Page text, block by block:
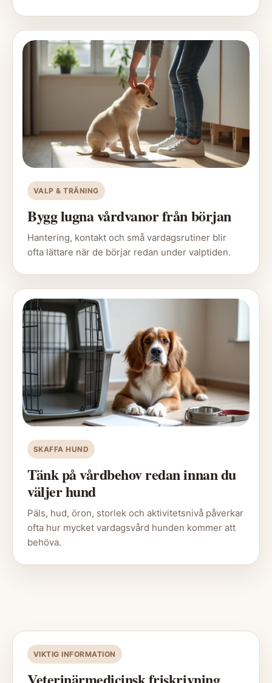
VALP & TRÄNING
Bygg lugna vårdvanor från början
Hantering, kontakt och små vardagsrutiner blir
ofta lättare när de börjar redan under valptiden.
SKAFFA HUND
Tänk på vårdbehov redan innan du
väljer hund
Päls, hud, öron, storlek och aktivitetsnivå påverkar
ofta hur mycket vardagsvård hunden kommer att
behöva.
VIKTIG INFORMATION